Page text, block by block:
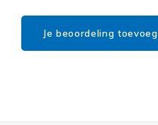
Je beoordeling